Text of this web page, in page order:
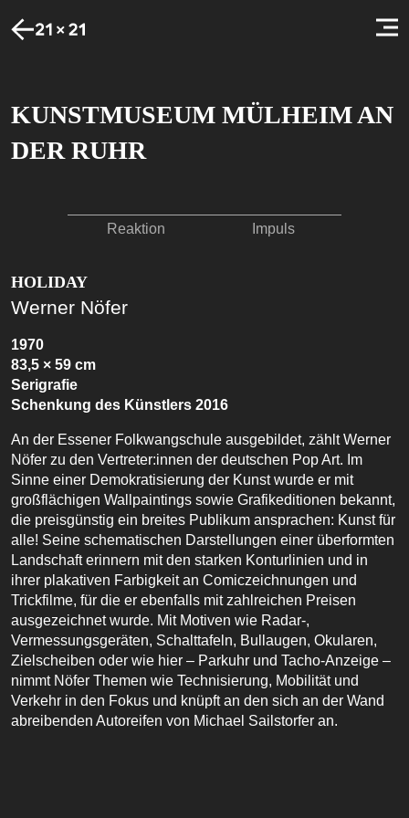
KUNSTMUSEUM MÜLHEIM AN
DER RUHR
Reaktion Impuls
HOLIDAY
Werner Nöfer
1970
83,5 × 59 cm
Serigrafie
Schenkung des Künstlers 2016
An der Essener Folkwangschule ausgebildet, zählt Werner
Nöfer zu den Vertreter:innen der deutschen Pop Art. Im
Sinne einer Demokratisierung der Kunst wurde er mit
großflächigen Wallpaintings sowie Grafikeditionen bekannt,
die preisgünstig ein breites Publikum ansprachen: Kunst für
alle! Seine schematischen Darstellungen einer überformten
Landschaft erinnern mit den starken Konturlinien und in
ihrer plakativen Farbigkeit an Comiczeichnungen und
Trickfilme, für die er ebenfalls mit zahlreichen Preisen
ausgezeichnet wurde. Mit Motiven wie Radar-,
Vermessungsgeräten, Schalttafeln, Bullaugen, Okularen,
Zielscheiben oder wie hier – Parkuhr und Tacho-Anzeige –
nimmt Nöfer Themen wie Technisierung, Mobilität und
Verkehr in den Fokus und knüpft an den sich an der Wand
abreibenden Autoreifen von Michael Sailstorfer an.